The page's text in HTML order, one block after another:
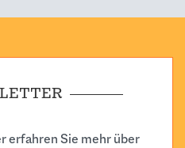
erfahren Sie mehr über